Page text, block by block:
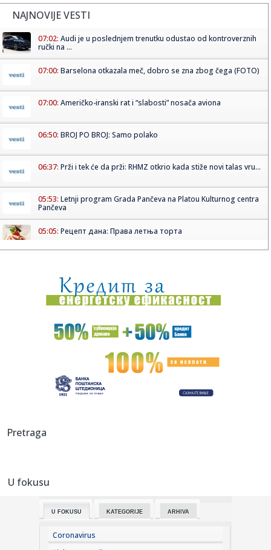
NAJNOVIJE VESTI
07:02: Audi je u poslednjem trenutku odustao od kontroverznih
ručki na ...
07:00: Barselona otkazala meč, dobro se zna zbog čega (FOTO)
07:00: Američko-iranski rat i “slabosti” nosača aviona
06:50: BROJ PO BROJ: Samo polako
06:37: Prži i tek će da prži: RHMZ otkrio kada stiže novi talas vru...
05:53: Letnji program Grada Pančeva na Platou Kulturnog centra
Pančeva
05:05: Рецепт дана: Права летња торта
01:40:Veliko priznanje za automobil iz Srbije: Fiat Grande Panda iz
Kra...
01:02:Uskoro novi Acura concept
Dogodilo se na današnji datum, 8. avgust
00:32:Velika zamena kontejnera na Zvezdari: Stiglo 177 novih, a
hoće ...
00:03:
23:51:
PARTIZAN TRLJA RUKE: Transfer Saše Lukića doneo crno-
Pretraga
U fokusu
U FOKUSU KATEGORIJE ARHIVA
Coronavirus